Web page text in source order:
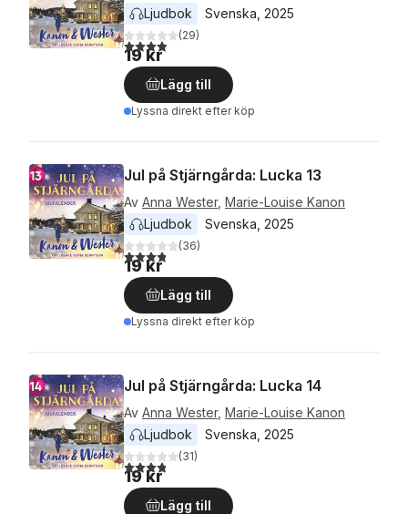
Ljudbok
Svenska 2025
3,9utav 5 stjärnor. Totalt antal röster:
(29)
19 kr
Lägg till
Lyssna direkt efter köp
Jul på Stjärngårda: Lucka 13
Av Anna Wester, Marie-Louise Kanon
Ljudbok
Svenska 2025
3,8utav 5 stjärnor. Totalt antal röster:
(36)
19 kr
Lägg till
Lyssna direkt efter köp
Jul på Stjärngårda: Lucka 14
Av Anna Wester, Marie-Louise Kanon
Ljudbok
Svenska 2025
3,8utav 5 stjärnor. Totalt antal röster:
(31)
19 kr
Lägg till